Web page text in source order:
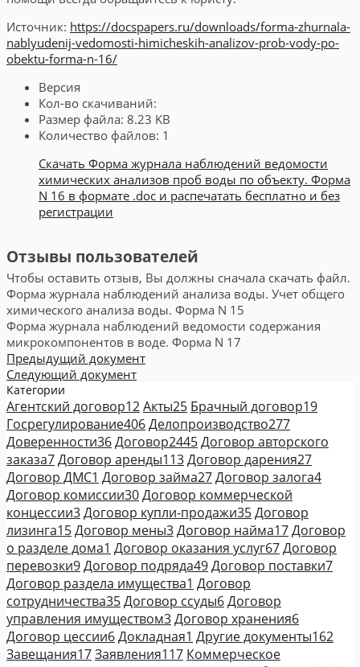
Источник: https://docspapers.ru/downloads/forma-zhurnala-
nablyudenij-vedomosti-himicheskih-analizov-prob-vody-po-
obektu-forma-n-16/
Версия
Кол-во скачиваний:
Размер файла: 8.23 KB
Количество файлов: 1
Скачать Форма журнала наблюдений ведомости
химических анализов проб воды по объекту. Форма
N 16 в формате .doc и распечатать бесплатно и без
регистрации
Отзывы пользователей
Чтобы оставить отзыв, Вы должны сначала скачать файл.
Форма журнала наблюдений анализа воды. Учет общего
химического анализа воды. Форма N 15
Форма журнала наблюдений ведомости содержания
микрокомпонентов в воде. Форма N 17
Предыдущий документ
Следующий документ
Категории
Агентский договор12Акты25 Брачный договор19
Госрегулирование406Делопроизводство277
Доверенности36Договор2445Договор авторского
заказа7Договор аренды113Договор дарения27
Договор ДМС1 Договор займа27Договор залога4
Договор комиссии30Договор коммерческой
концессии3Договор купли-продажи35Договор
лизинга15Договор мены3Договор найма17Договор
о разделе дома1 Договор оказания услуг67Договор
перевозки9Договор подряда49Договор поставки7
Договор раздела имущества1 Договор
сотрудничества35Договор ссуды6Договор
управления имуществом3Договор хранения6
Договор цессии6Докладная1 Другие документы162
Завещания17Заявления117 Коммерческое